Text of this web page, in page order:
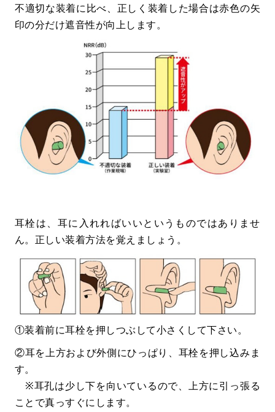
不適切な装着に比べ、正しく装着した場合は赤色の矢
印の分だけ遮音性が向上します。
耳栓は、耳に入れればいいというものではありませ
ん。正しい装着方法を覚えましょう。
①装着前に耳栓を押しつぶして小さくして下さい。
②耳を上方および外側にひっぱり、耳栓を押し込みま
す。
※耳孔は少し下を向いているので、上方に引っ張る
ことで真っすぐにします。